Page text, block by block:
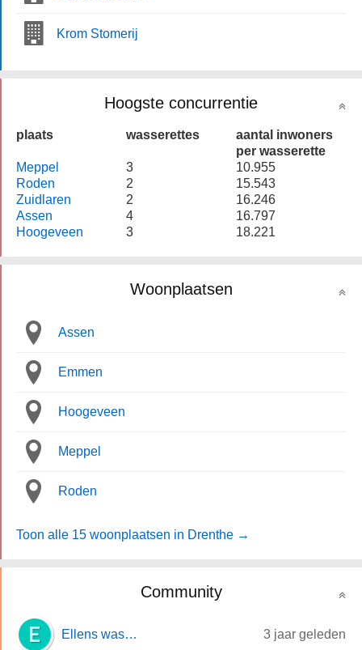
Krom Stomerij
Hoogste concurrentie
plaats wasserettes
aantal inwoners
per wasserette
Meppel
3
10.955
Roden
2
15.543
Zuidlaren
2
16.246
Assen
4
16.797
Hoogeveen
3 18.221
Woonplaatsen
Assen
Emmen
Hoogeveen
Meppel
Roden
Toon alle 15 woonplaatsen in Drenthe →
Community
Ellens wasservice 3 jaar geleden